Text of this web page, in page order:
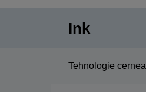
Ink
Tehnologie